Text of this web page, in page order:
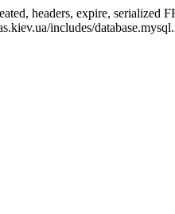
headers, expire, serialized
includes/